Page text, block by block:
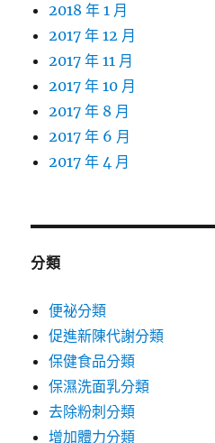
2018 年 1 月
2017 年 12 月
2017 年 11 月
2017 年 10 月
2017 年 8 月
2017 年 6 月
2017 年 4 月
分類
便祕分類
促進新陳代謝分類
保健食品分類
保濕洗面乳分類
去除粉刺分類
增加體力分類